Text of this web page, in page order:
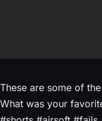
These are some of
What was your